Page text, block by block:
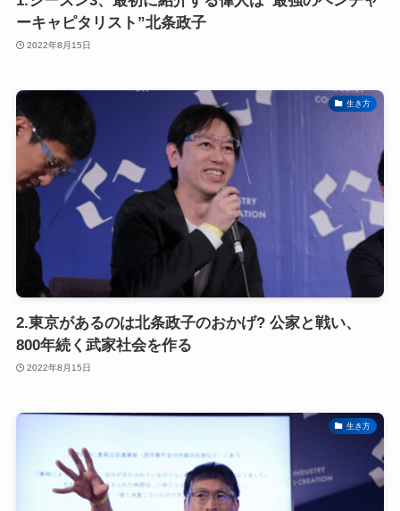
ーキャピタリスト”北条政子
2022年8月15日
生き方
2.東京があるのは北条政子のおかげ? 公家と戦い、
800年続く武家社会を作る
2022年8月15日
生き方